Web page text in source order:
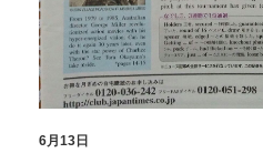
6月13日